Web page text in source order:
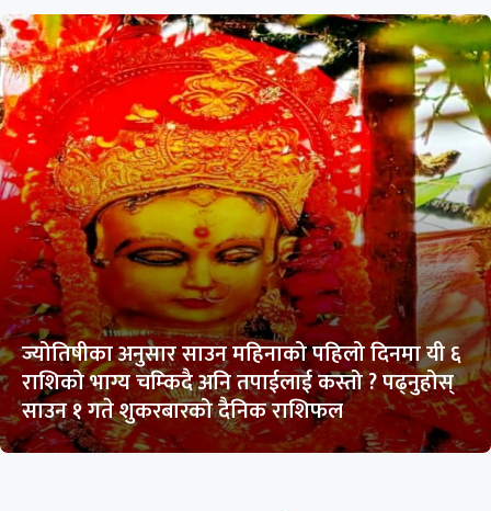
ज्योतिषीका अनुसार साउन महिनाको पहिलो दिनमा यी ६
राशिको भाग्य चम्किदै अनि तपाईलाई कस्तो ? पढ्नुहोस्
साउन १ गते शुकरबारको दैनिक राशिफल